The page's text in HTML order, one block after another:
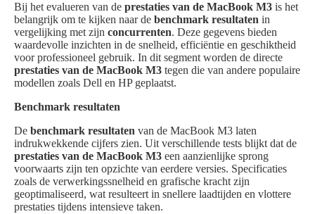
Bij het evalueren van de prestaties van de MacBook M3 is het
belangrijk om te kijken naar de benchmark resultaten in
vergelijking met zijn concurrenten. Deze gegevens bieden
waardevolle inzichten in de snelheid, efficiëntie en geschiktheid
voor professioneel gebruik. In dit segment worden de directe
prestaties van de MacBook M3 tegen die van andere populaire
modellen zoals Dell en HP geplaatst.
Benchmark resultaten
De benchmark resultaten van de MacBook M3 laten
indrukwekkende cijfers zien. Uit verschillende tests blijkt dat de
prestaties van de MacBook M3 een aanzienlijke sprong
voorwaarts zijn ten opzichte van eerdere versies. Specificaties
zoals de verwerkingssnelheid en grafische kracht zijn
geoptimaliseerd, wat resulteert in snellere laadtijden en vlottere
prestaties tijdens intensieve taken.